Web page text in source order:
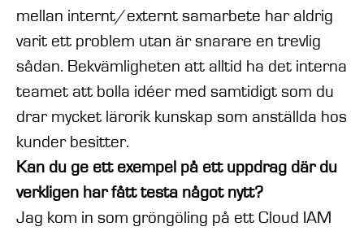
mellan internt/externt samarbete har aldrig
varit ett problem utan är snarare en trevlig
sådan. Bekvämligheten att alltid ha det interna
teamet att bolla idéer med samtidigt som du
drar mycket lärorik kunskap som anställda hos
kunder besitter.
Kan du ge ett exempel på ett uppdrag där du
verkligen har fått testa något nytt?
Jag kom in som gröngöling på ett Cloud IAM